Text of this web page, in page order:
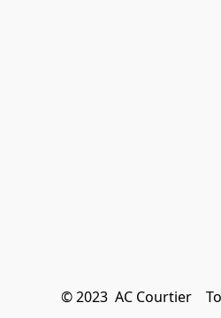
© 2023  AC Courtier